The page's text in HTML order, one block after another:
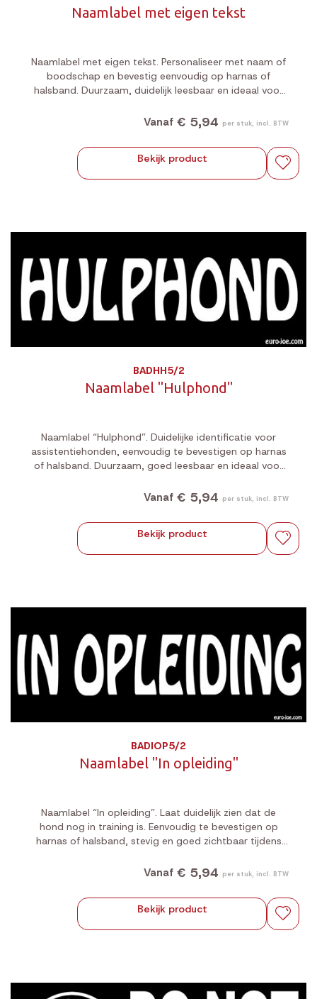
Naamlabel met eigen tekst
Naamlabel met eigen tekst. Personaliseer met naam of
boodschap en bevestig eenvoudig op harnas of
halsband. Duurzaam, duidelijk leesbaar en ideaal voor
Vanaf € 5,94 per stuk, incl. BTW
Bekijk product
BADHH5/2
Naamlabel "Hulphond"
Naamlabel “Hulphond”. Duidelijke identificatie voor
assistentiehonden, eenvoudig te bevestigen op harnas
of halsband. Duurzaam, goed leesbaar en ideaal voor
Vanaf € 5,94 per stuk, incl. BTW
Bekijk product
BADIOP5/2
Naamlabel "In opleiding"
Naamlabel “In opleiding”. Laat duidelijk zien dat de
hond nog in training is. Eenvoudig te bevestigen op
harnas of halsband, stevig en goed zichtbaar tijdens
Vanaf € 5,94 per stuk, incl. BTW
Bekijk product